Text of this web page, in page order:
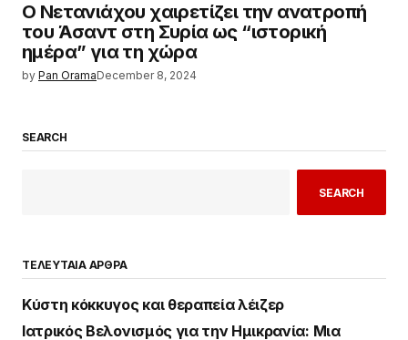
Ο Νετανιάχου χαιρετίζει την ανατροπή
του Άσαντ στη Συρία ως “ιστορική
ημέρα” για τη χώρα
by Pan OramaDecember 8, 2024
SEARCH
SEARCH
ΤΕΛΕΥΤΑΙΑ ΑΡΘΡΑ
Κύστη κόκκυγος και θεραπεία λέιζερ
Ιατρικός Βελονισμός για την Ημικρανία: Μια